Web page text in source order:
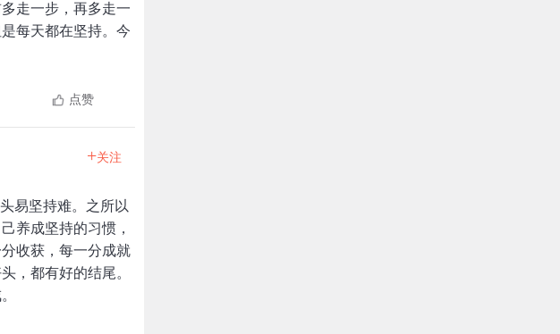
走一步，再多走一
每天都在坚持。今
点赞
+关注
易坚持难。之所以
养成坚持的习惯，
收获，每一分成就
，都有好的结尾。